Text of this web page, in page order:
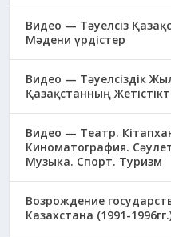
Видео — Тәуелсіз
Мәдени үрдістер
Видео — Тәуелсіздік
Қазақстанның
Видео — Театр.
Киноматография.
Музыка. Спорт. Туризм
Возрождение
Казахстана (1991-